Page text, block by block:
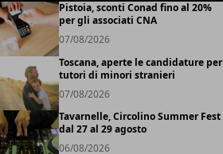
Pistoia, sconti Conad fino al 20%
per gli associati CNA
07/08/2026
Toscana, aperte le candidature per
tutori di minori stranieri
07/08/2026
Tavarnelle, Circolino Summer Fest
dal 27 al 29 agosto
06/08/2026